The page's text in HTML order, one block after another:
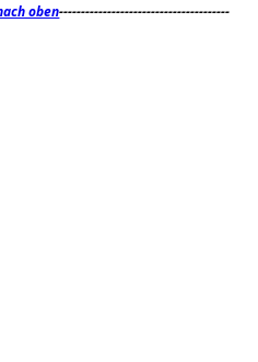
oben---------------------------------------